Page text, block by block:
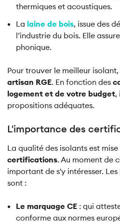
thermiques et acoustiques.
La laine de bois, issue des
l’industrie du bois. Elle
phonique.
Pour trouver le meilleur
artisan RGE. En fonction des
logement et de votre budget,
propositions adéquates.
L'importance des
La qualité des isolants est
certifications. Au moment de
important de s'y intéresser.
sont :
Le marquage CE : qui
conforme aux normes